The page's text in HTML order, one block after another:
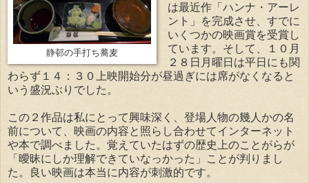
静邨の手打ち蕎麦
は最近作「ハンナ・アーレ
ント」を完成させ、すでに
いくつかの映画賞を受賞し
ています。そして、１０月
２８日月曜日は平日にも関
わらず１４：３０上映開始分が昼過ぎには席がなくなると
いう盛況ぶりでした。
この２作品は私にとって興味深く、登場人物の幾人かの名
前について、映画の内容と照らし合わせてインターネット
や本で調べました。覚えていたはずの歴史上のことがらが
「曖昧にしか理解できていなっかった」ことが判りまし
た。良い映画は本当に内容が刺激的です。